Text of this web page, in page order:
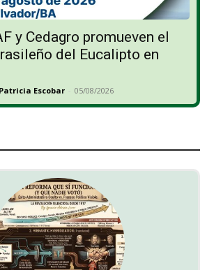
y Cedagro promueven el
del Eucalipto en
Patricia Escobar - 05/08/2026